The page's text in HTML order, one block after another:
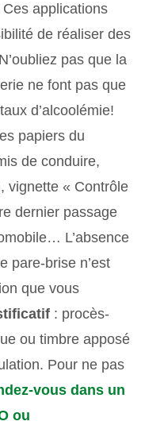
Ces applications
de réaliser des
pas que la
ne font pas que
d’alcoolémie!
papiers du
de conduire,
vignette « Contrôle
dernier passage
L’absence
pare-brise n’est
que vous
: procès-
ou timbre apposé
Pour ne pas
vous dans un
ou